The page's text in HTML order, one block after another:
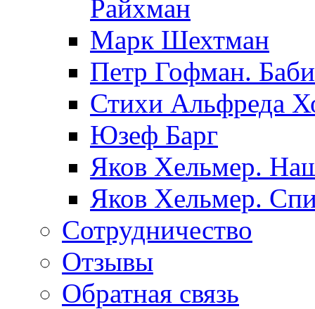
Райхман
Марк Шехтман
Петр Гофман.
Стихи Альфреда
Юзеф Барг
Яков Хельмер.
Яков Хельмер.
Сотрудничество
Отзывы
Обратная связь